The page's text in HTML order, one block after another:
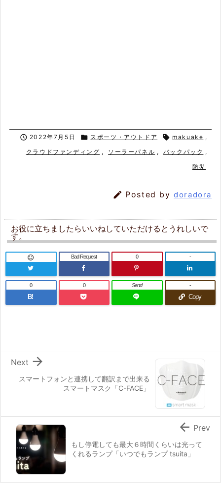
 2022年7月5日  スポーツ・アウトドア  makuake ,
クラウドファンディング , ソーラーパネル , バックパック ,
防災
 Posted bydoradora
お役に立ちましたらいいねしていただけるとうれしいで
す。
 Bad Request 0 -
B!
0 0 Send
Copy
-
スマートフォンと連携して翻訳まで出来る
スマートマスク「C-FACE」

Next
もし停電しても最大６時間くらいは光って
くれるランプ「いつでもランプ tsuita」
 Prev